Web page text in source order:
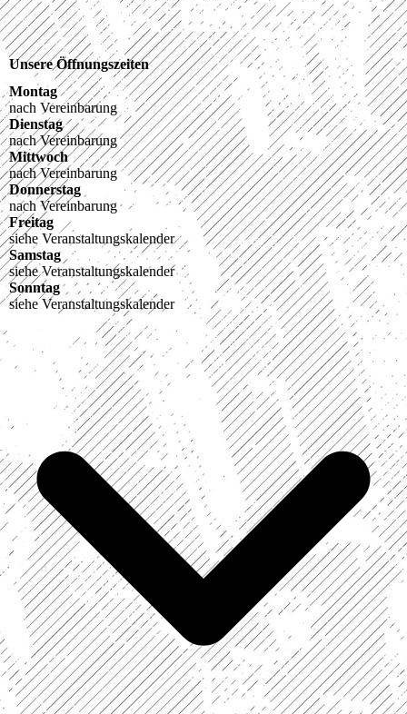
Unsere Öffnungszeiten
Montag
nach Vereinbarung
Dienstag
nach Vereinbarung
Mittwoch
nach Vereinbarung
Donnerstag
nach Vereinbarung
Freitag
siehe Veranstaltungskalender
Samstag
siehe Veranstaltungskalender
Sonntag
siehe Veranstaltungskalender